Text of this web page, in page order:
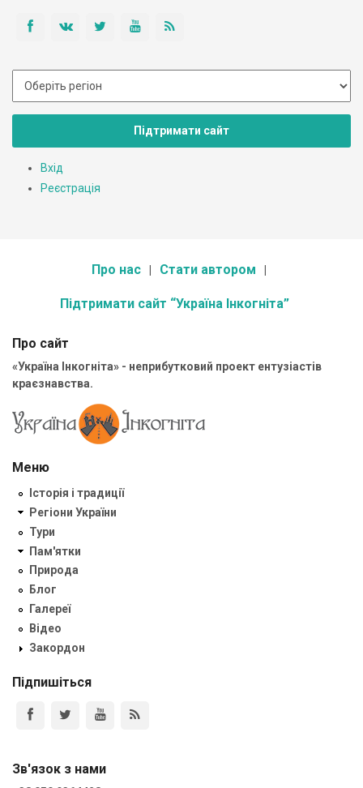
Підтримати сайт
Вхід
Реєстрація
Про нас Стати автором
Підтримати сайт “Україна Інкогніта”
Про сайт
«Україна Інкогніта» - неприбутковий проект ентузіастів
краєзнавства.
Меню
Історія і традиції
Регіони України
Тури
Пам'ятки
Природа
Блог
Галереї
Відео
Закордон
Підпишіться
Зв'язок з нами